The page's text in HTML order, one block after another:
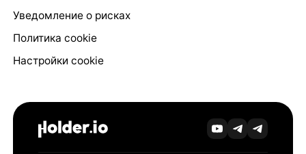
Уведомление о рисках
Политика cookie
Настройки cookie